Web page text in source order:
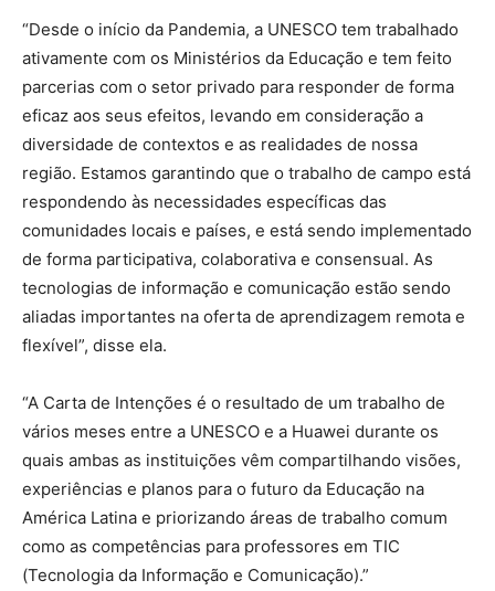
“Desde o início da Pandemia, a UNESCO tem trabalhado
ativamente com os Ministérios da Educação e tem feito
parcerias com o setor privado para responder de forma
eficaz aos seus efeitos, levando em consideração a
diversidade de contextos e as realidades de nossa
região. Estamos garantindo que o trabalho de campo está
respondendo às necessidades específicas das
comunidades locais e países, e está sendo implementado
de forma participativa, colaborativa e consensual. As
tecnologias de informação e comunicação estão sendo
aliadas importantes na oferta de aprendizagem remota e
flexível”, disse ela.
“A Carta de Intenções é o resultado de um trabalho de
vários meses entre a UNESCO e a Huawei durante os
quais ambas as instituições vêm compartilhando visões,
experiências e planos para o futuro da Educação na
América Latina e priorizando áreas de trabalho comum
como as competências para professores em TIC
(Tecnologia da Informação e Comunicação).”